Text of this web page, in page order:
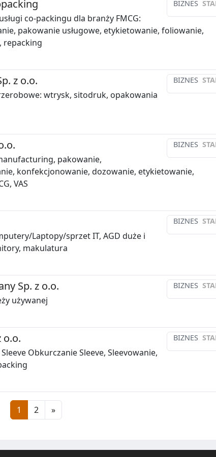
BIZNES
co-packingu dla branży FMCG:
pakowanie usługowe, etykietowanie, foliowanie,
repacking
BIZNES
z o.o.
wtrysk, sitodruk, opakowania
BIZNES
pakowanie,
konfekcjonowanie, dozowanie, etykietowanie,
VAS
BIZNES
Laptopy/sprzet IT, AGD duże i
makulatura
BIZNES
Sp. z o.o.
używanej
BIZNES
o.o.
Obkurczanie Sleeve, Sleevowanie,
1 2 »